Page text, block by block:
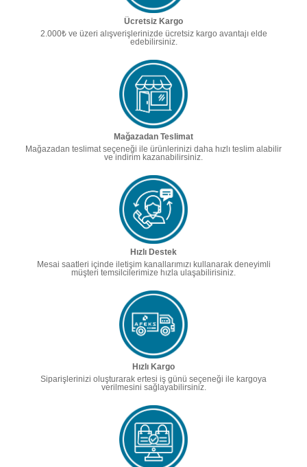
Ücretsiz Kargo
2.000₺ ve üzeri alışverişlerinizde ücretsiz kargo avantajı elde
edebilirsiniz.
Mağazadan Teslimat
Mağazadan teslimat seçeneği ile ürünlerinizi daha hızlı teslim alabilir
ve indirim kazanabilirsiniz.
Hızlı Destek
Mesai saatleri içinde iletişim kanallarımızı kullanarak deneyimli
müşteri temsilcilerimize hızla ulaşabilirisiniz.
Hızlı Kargo
Siparişlerinizi oluşturarak ertesi iş günü seçeneği ile kargoya
verilmesini sağlayabilirsiniz.